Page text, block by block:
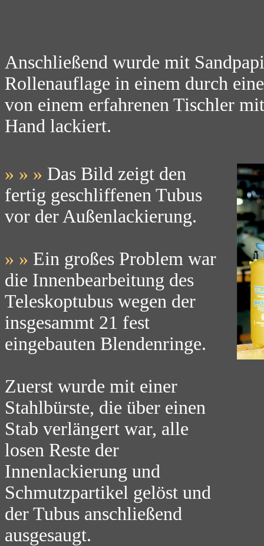
Anschließend wurde mit
Rollenauflage in einem durch
von einem erfahrenen Tischler
Hand lackiert.
» » » Das Bild zeigt den
fertig geschliffenen Tubus
vor der Außenlackierung.
» » Ein großes Problem war
die Innenbearbeitung des
Teleskoptubus wegen der
insgesammt 21 fest
eingebauten Blendenringe.
Zuerst wurde mit einer
Stahlbürste, die über einen
Stab verlängert war, alle
losen Reste der
Innenlackierung und
Schmutzpartikel gelöst und
der Tubus anschließend
ausgesaugt.